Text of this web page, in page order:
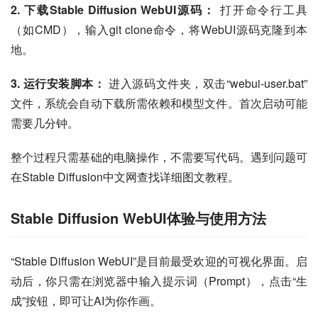
2. 下载Stable Diffusion WebUI源码：
打开命令行工具
（如CMD），输入git clone命令，将WebUI源码克隆到本
地。
3. 运行安装脚本： 进入源码文件夹，双击“webui-user.bat”
文件，系统会自动下载所需依赖和模型文件。首次启动可能
需要几分钟。
整个过程只需基础的电脑操作，不需要写代码。遇到问题可
在Stable Diffusion中文网查找详细图文教程。
Stable Diffusion WebUI体验与使用方法
“Stable Diffusion WebUI”是目前最受欢迎的可视化界面。启
动后，你只需在浏览器中输入提示词（Prompt），点击“生
成”按钮，即可让AI为你作画。